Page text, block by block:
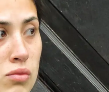
Con el campo
Espacio empresas
Sociedad
Tecnología
Turismo
Salud
Es viral